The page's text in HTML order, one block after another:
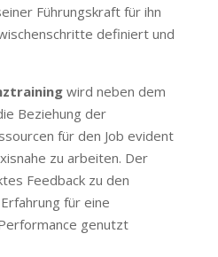
Führungskraft für ihn
definiert und
wird neben dem
Beziehung der
für den Job evident
zu arbeiten. Der
Feedback zu den
für eine
genutzt